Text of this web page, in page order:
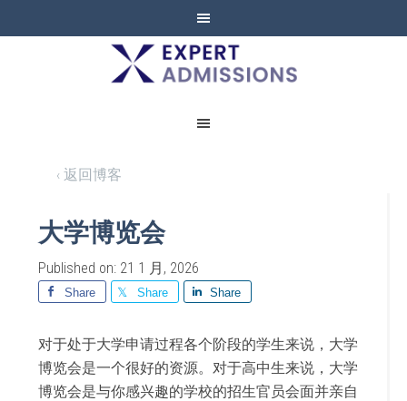
EXPERT
ADMISSIONS
‹ 返回博客
大学博览会
Published on: 21 1 月, 2026
Share Share Share
对于处于大学申请过程各个阶段的学生来说，大学
博览会是一个很好的资源。对于高中生来说，大学
博览会是与你感兴趣的学校的招生官员会面并亲自